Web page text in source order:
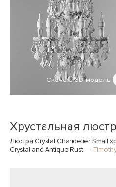
Скачать 3D-модель
Хрустальная
Люстра Crystal Chandelier Small
Crystal and Antique Rust —